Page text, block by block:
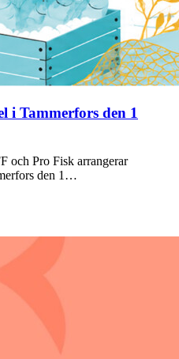
i Tammerfors den 1
och Pro Fisk arrangerar
den 1…